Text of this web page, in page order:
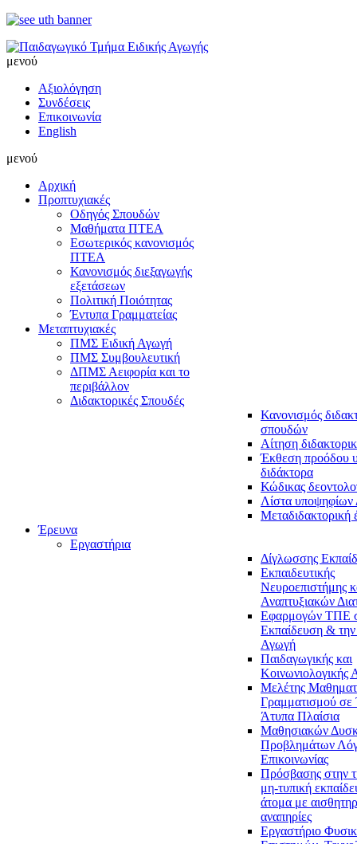
μενού
Αξιολόγηση
Συνδέσεις
Επικοινωνία
English
μενού
Αρχική
Προπτυχιακές
Οδηγός Σπουδών
Μαθήματα ΠΤΕΑ
Εσωτερικός κανονισμός
ΠΤΕΑ
Κανονισμός διεξαγωγής
εξετάσεων
Πολιτική Ποιότητας
Έντυπα Γραμματείας
Μεταπτυχιακές
ΠΜΣ Ειδική Αγωγή
ΠΜΣ Συμβουλευτική
ΔΠΜΣ Αειφορία και το
περιβάλλον
Διδακτορικές Σπουδές
Κανονισμός
σπουδών
Αίτηση
Έκθεση προόδου
διδάκτορα
Κώδικας
Λίστα υποψηφίων
Μεταδιδακτορική
Έρευνα
Εργαστήρια
Δίγλωσσης
Εκπαιδευτικής
Νευροεπιστήμης
Αναπτυξιακών
Εφαρμογών ΤΠΕ
Εκπαίδευση & την
Αγωγή
Παιδαγωγικής και
Κοινωνιολογικής
Μελέτης
Γραμματισμού σε
Άτυπα Πλαίσια
Μαθησιακών
Προβλημάτων
Επικοινωνίας
Πρόσβασης στην
μη-τυπική
άτομα με
αναπηρίες
Εργαστήριο